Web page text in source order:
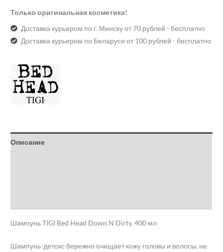
Только оригинальная косметика!
Доставка курьером по г. Минску от 70 рублей - бесплатно
Доставка курьером по Беларуси от 100 рублей - бесплатно
Описание
Шампунь TIGI Bed Head Down N Dirty, 400 мл
Шампунь-детокс бережно очищает кожу головы и волосы, не